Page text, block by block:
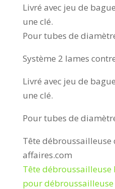
Livré avec jeu de
une clé.
Pour tubes de
Système 2 lames
Livré avec jeu de
une clé.
Pour tubes de
Tête
affaires.com
Tête débroussailleuse
pour débroussailleuse